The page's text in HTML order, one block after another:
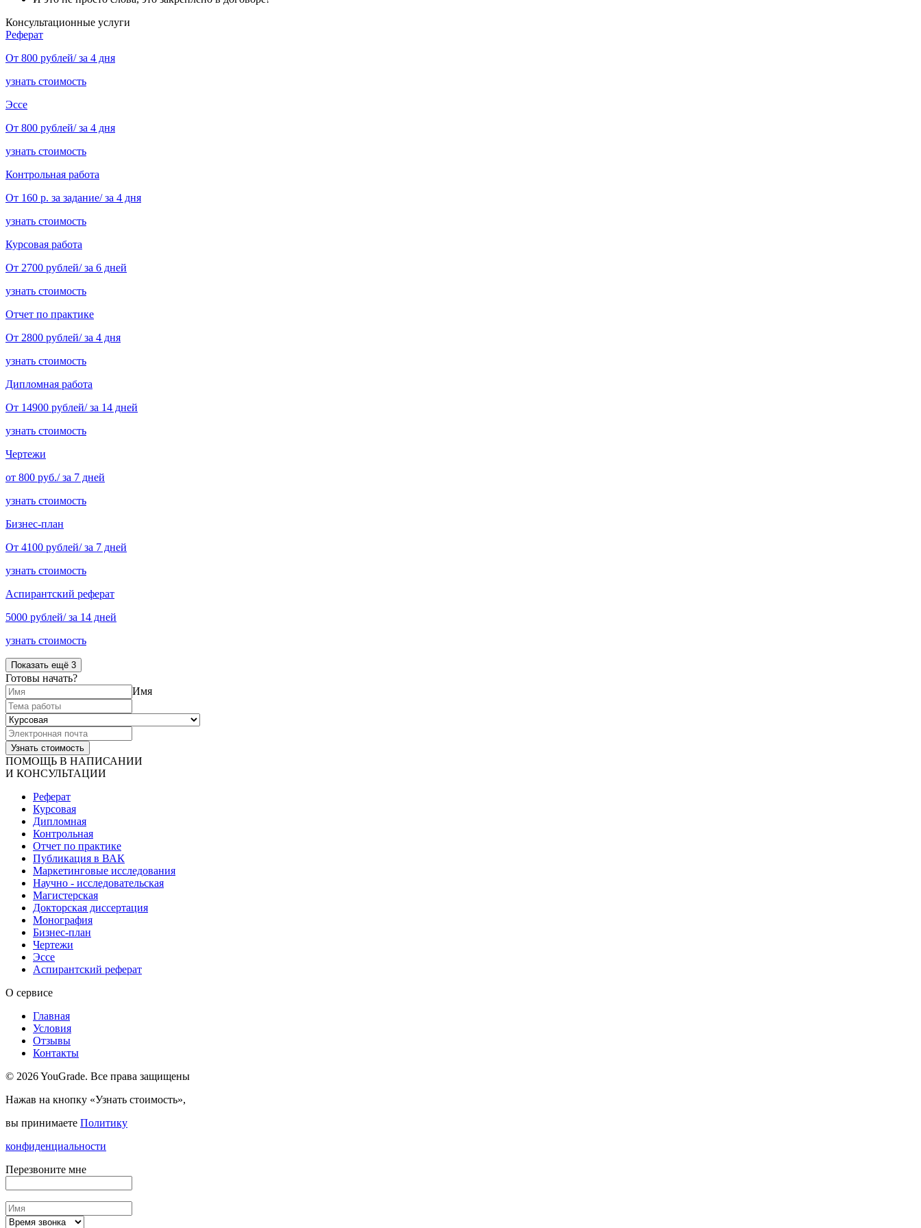
Консультационные услуги
Реферат
От 800 рублей/ за 4 дня
узнать стоимость
Эссе
От 800 рублей/ за 4 дня
узнать стоимость
Контрольная работа
От 160 р. за задание/ за 4 дня
узнать стоимость
Курсовая работа
От 2700 рублей/ за 6 дней
узнать стоимость
Отчет по практике
От 2800 рублей/ за 4 дня
узнать стоимость
Дипломная работа
От 14900 рублей/ за 14 дней
узнать стоимость
Чертежи
от 800 руб./ за 7 дней
узнать стоимость
Бизнес-план
От 4100 рублей/ за 7 дней
узнать стоимость
Аспирантский реферат
5000 рублей/ за 14 дней
узнать стоимость
Показать ещё 3
Готовы начать?
Имя
ПОМОЩЬ В НАПИСАНИИ
И КОНСУЛЬТАЦИИ
Реферат
Курсовая
Дипломная
Контрольная
Отчет по практике
Публикация в ВАК
Маркетинговые исследования
Научно - исследовательская
Магистерская
Докторская диссертация
Монография
Бизнес-план
Чертежи
Эссе
Аспирантский реферат
О сервисе
Главная
Условия
Отзывы
Контакты
© 2026 YouGrade. Все права защищены
Нажав на кнопку «Узнать стоимость»,
вы принимаете Политику
конфиденциальности
Перезвоните мне